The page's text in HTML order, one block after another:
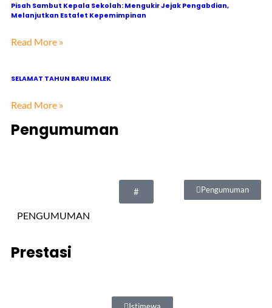
Pisah Sambut Kepala Sekolah: Mengukir Jejak Pengabdian,
Melanjutkan Estafet Kepemimpinan
Read More »
SELAMAT TAHUN BARU IMLEK
Read More »
Pengumuman
Pengumuman
#
PENGUMUMAN
Prestasi
Istimewa